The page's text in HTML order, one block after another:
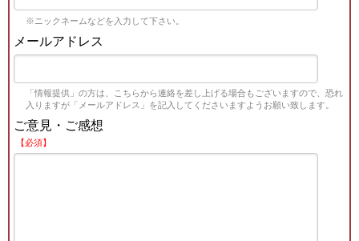
※ニックネームなどを入力して下さい。
メールアドレス
「情報提供」の方は、こちらから連絡を差し上げる場合もございますので、恐れ
入りますが「メールアドレス」を記入してくださいますようお願い致します。
ご意見・ご感想
【必須】